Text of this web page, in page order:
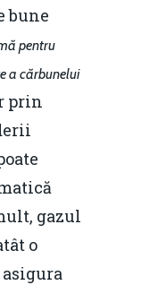
bune
pentru
a cărbunelui
prin
gazul
o